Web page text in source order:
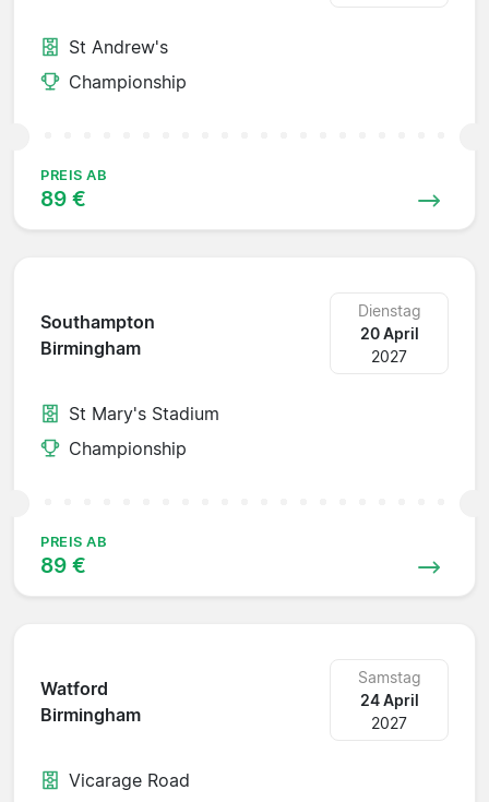
St Andrew's
Championship
PREIS AB
89 €
Southampton
Birmingham
Dienstag
20 April
2027
St Mary's Stadium
Championship
PREIS AB
89 €
Watford
Birmingham
Samstag
24 April
2027
Vicarage Road